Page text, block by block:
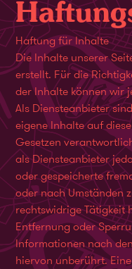
Haftung für Inhalte
Die Inhalte unserer
erstellt. Für die
der Inhalte können wir
Als Diensteanbieter
eigene Inhalte auf
Gesetzen
als Diensteanbieter
oder gespeicherte
oder nach Umständen
rechtswidrige Tätigkeit
Entfernung oder
Informationen nach
hiervon unberührt.